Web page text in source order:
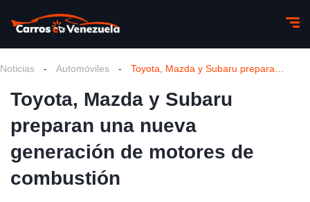
Noticias - Automóviles -
Toyota, Mazda y Subaru
preparan una nueva
generación de motores de
combustión